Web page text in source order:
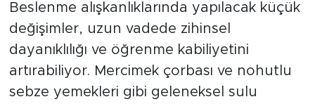
Beslenme alışkanlıklarında yapılacak küçük
değişimler, uzun vadede zihinsel
dayanıklılığı ve öğrenme kabiliyetini
artırabiliyor. Mercimek çorbası ve nohutlu
sebze yemekleri gibi geleneksel sulu